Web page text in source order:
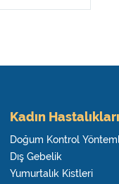
Kadın Hastalıkları
Doğum Kontrol
Dış Gebelik
Yumurtalık Kistleri